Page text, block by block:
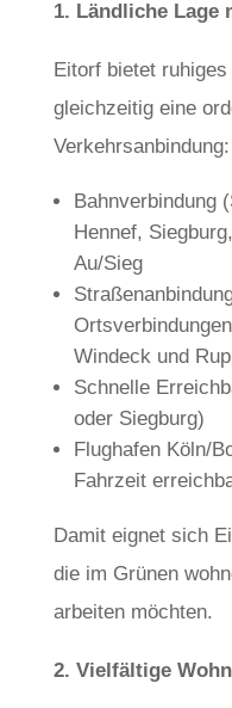
1. Ländliche Lage
Eitorf bietet
gleichzeitig eine
Verkehrsanbindung:
Bahnverbindung
Hennef,
Au/Sieg
Windeck und
Schnelle
oder Siegburg)
Flughafen Köln/
Fahrzeit
Damit eignet sich
die im Grünen
arbeiten möchten.
2. Vielfältige